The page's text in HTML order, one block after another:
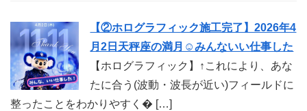
【②ホログラフィック施工完了】2026年4
月2日天秤座の満月☺︎みんないい仕事した
【ホログラフィック】↑これにより、あな
たに合う(波動・波長が近い)フィールドに
整ったことをわかりやすく� […]